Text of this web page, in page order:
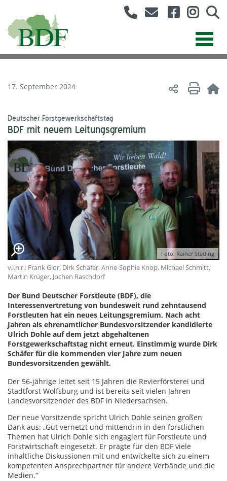
17. September 2024
Deutscher Forstgewerkschaftstag
BDF mit neuem Leitungsgremium
Foto: Rainer Städing
v.l.n.r.: Frank Glor, Dirk Schäfer, Anne-Sophie Knop, Michael Schmitt,
Martin Krüger, Jochen Raschdorf
Der Bund Deutscher Forstleute (BDF), die
Interessenvertretung von bundesweit rund zehntausend
Forstleuten hat ein neues Leitungsgremium. Nach acht
Jahren als ehrenamtlicher Bundesvorsitzender kandidierte
Ulrich Dohle auf dem jetzt abgehaltenen
Forstgewerkschaftstag nicht erneut. Einstimmig wurde Dirk
Schäfer für die kommenden vier Jahre zum neuen
Bundesvorsitzenden gewählt.
Der 56-jährige leitet seit 15 Jahren die Revierförsterei und
Stadtforst Wolfsburg und ist bereits seit vielen Jahren
Landesvorsitzender des BDF in Niedersachsen.
Der neue Vorsitzende spricht Ulrich Dohle seinen großen
Dank aus: „Gut vernetzt und mittendrin in den forstlichen
Themen hat Ulrich Dohle sich engagiert für Forstleute und
Forstwirtschaft eingesetzt. Er prägte für den BDF viele
inhaltliche Diskussionen mit und entwickelte sich zu einem
kompetenten Ansprechpartner für andere Verbände und die
Medien.“